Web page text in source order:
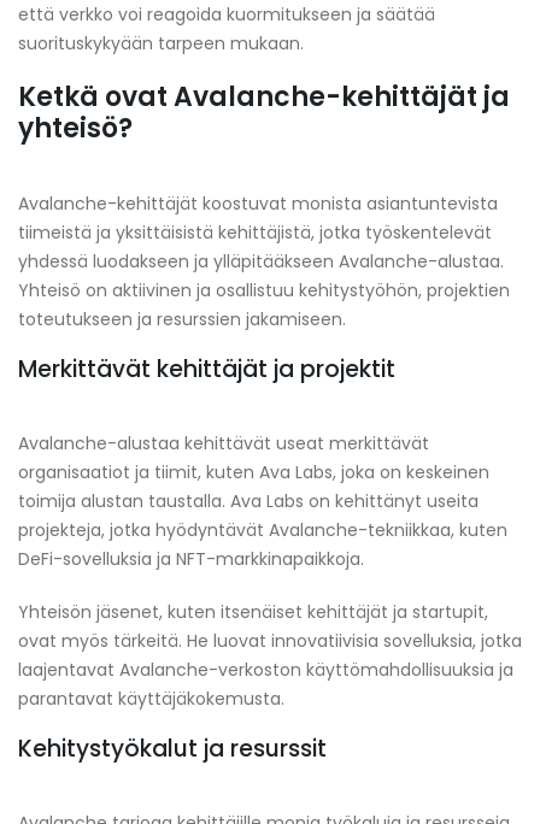
että verkko voi reagoida kuormitukseen ja säätää
suorituskykyään tarpeen mukaan.
Ketkä ovat Avalanche-kehittäjät ja
yhteisö?
Avalanche-kehittäjät koostuvat monista asiantuntevista
tiimeistä ja yksittäisistä kehittäjistä, jotka työskentelevät
yhdessä luodakseen ja ylläpitääkseen Avalanche-alustaa.
Yhteisö on aktiivinen ja osallistuu kehitystyöhön, projektien
toteutukseen ja resurssien jakamiseen.
Merkittävät kehittäjät ja projektit
Avalanche-alustaa kehittävät useat merkittävät
organisaatiot ja tiimit, kuten Ava Labs, joka on keskeinen
toimija alustan taustalla. Ava Labs on kehittänyt useita
projekteja, jotka hyödyntävät Avalanche-tekniikkaa, kuten
DeFi-sovelluksia ja NFT-markkinapaikkoja.
Yhteisön jäsenet, kuten itsenäiset kehittäjät ja startupit,
ovat myös tärkeitä. He luovat innovatiivisia sovelluksia, jotka
laajentavat Avalanche-verkoston käyttömahdollisuuksia ja
parantavat käyttäjäkokemusta.
Kehitystyökalut ja resurssit